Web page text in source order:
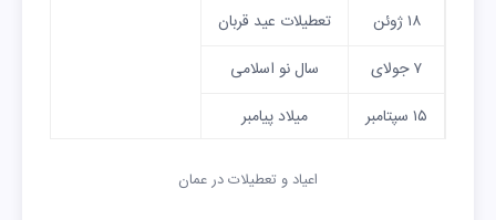
۱۸ ژوئن
تعطیلات عید قربان
۷ جولای
سال نو اسلامی
۱۵ سپتامبر
میلاد پیامبر
اعیاد و تعطیلات در عمان